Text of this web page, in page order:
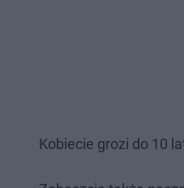
Kobiecie grozi do 10